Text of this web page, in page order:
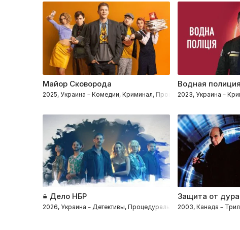
Майор Сковорода
2025, Украина – Комедии, Криминал, Процедуралы
Водная полиция
2023, Украина –
Дело НБР
2026, Украина – Детективы, Процедуралы, Комедии, Драмы
Защита от
2003, Канада –